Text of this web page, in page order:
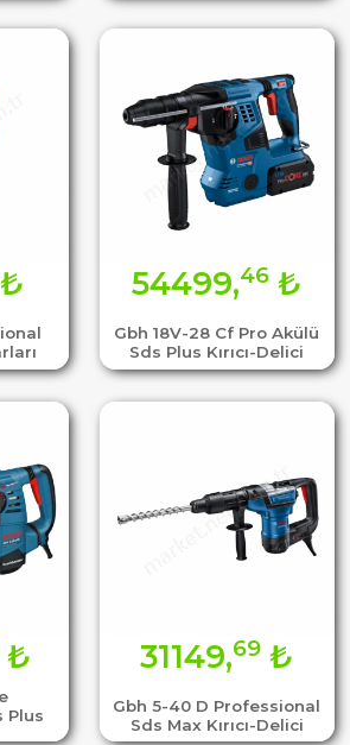
₺
Gbh 18V-28 Cf Pro Akülü
Sds Plus Kırıcı-Delici
54499,46 ₺
Plus
₺
Gbh 5-40 D Professional
Sds Max Kırıcı-Delici
31149,69 ₺